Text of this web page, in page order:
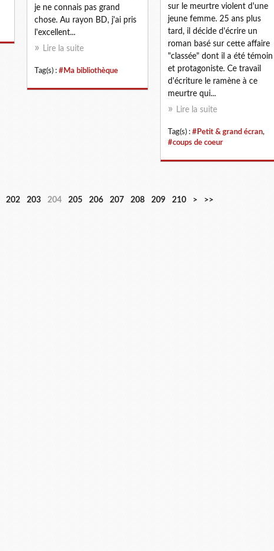
sur le meurtre violent d'une
jeune femme. 25 ans plus
tard, il décide d'écrire un
roman basé sur cette affaire
"classée" dont il a été témoin
et protagoniste. Ce travail
d'écriture le ramène à ce
meurtre qui...
Lire la suite
Tag(s) : #Petit & grand écran,
#coups de coeur
je ne connais pas grand
chose. Au rayon BD, j'ai pris
l'excellent...
Lire la suite
Tag(s) : #Ma bibliothèque
202 203 204 205 206 207 208 209 210
2
2
2
2
2
2
2
> >>